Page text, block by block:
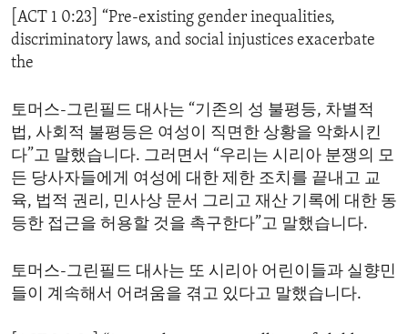
[ACT 1 0:23] “Pre-existing gender inequalities,
discriminatory laws, and social injustices exacerbate
the
토머스-그린필드 대사는 “기존의 성 불평등, 차별적
법, 사회적 불평등은 여성이 직면한 상황을 악화시킨
다”고 말했습니다. 그러면서 “우리는 시리아 분쟁의 모
든 당사자들에게 여성에 대한 제한 조치를 끝내고 교
육, 법적 권리, 민사상 문서 그리고 재산 기록에 대한 동
등한 접근을 허용할 것을 촉구한다”고 말했습니다.
토머스-그린필드 대사는 또 시리아 어린이들과 실향민
들이 계속해서 어려움을 겪고 있다고 말했습니다.